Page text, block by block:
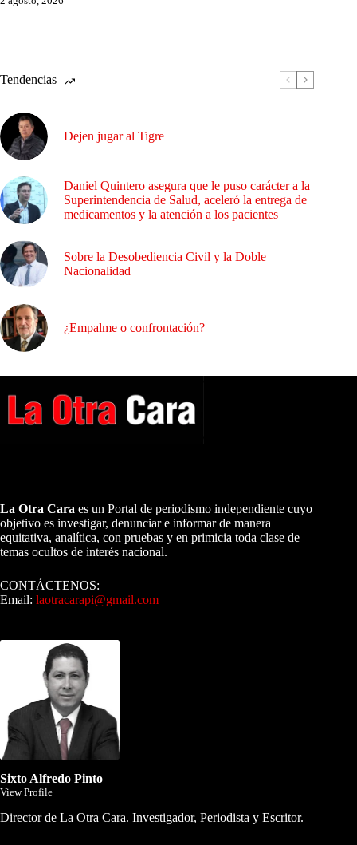
Tendencias
Dejen jugar al Tigre
Daniel Quintero asegura que le puso carácter a la
Superintendencia de Salud, aceleró la entrega de
medicamentos y la atención a los pacientes
Sobre la Desobediencia Civil y la Doble
Nacionalidad
¿Empalme o confrontación?
La Otra Cara es un Portal de periodismo independiente cuyo
objetivo es investigar, denunciar e informar de manera
equitativa, analítica, con pruebas y en primicia toda clase de
temas ocultos de interés nacional.
CONTÁCTENOS:
Email: laotracarapi@gmail.com
Sixto Alfredo Pinto
View Profile
Director de La Otra Cara. Investigador, Periodista y Escritor.